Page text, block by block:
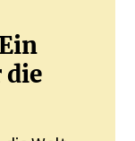
die